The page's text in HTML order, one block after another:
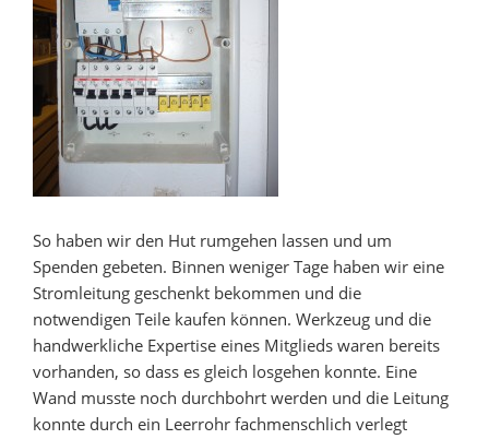
So haben wir den Hut rumgehen lassen und um
Spenden gebeten. Binnen weniger Tage haben wir eine
Stromleitung geschenkt bekommen und die
notwendigen Teile kaufen können. Werkzeug und die
handwerkliche Expertise eines Mitglieds waren bereits
vorhanden, so dass es gleich losgehen konnte. Eine
Wand musste noch durchbohrt werden und die Leitung
konnte durch ein Leerrohr fachmenschlich verlegt